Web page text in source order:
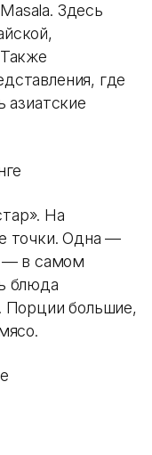
Здесь
где
азиатские
На
точки. Одна —
— в самом
блюда
Порции большие,